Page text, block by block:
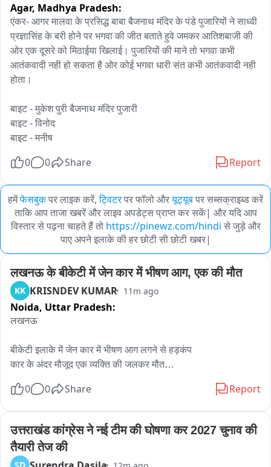
Agar, Madhya Pradesh:
एंकर- आगर मालवा के प्रसिद्ध बाबा बैजनाथ मंदिर के पंडे पुजारियों ने साध्वी
प्रज्ञासिंह के बरी होने पर भगवा की जीत बताते हुवे जमकर आतिशबाजी की
ओर एक दूसरे को मिठाईया खिलाई। पुजारियों की माने तो भगवा कभी
आतंकवादी नही हो सकता है ओर कोई भगवा धारी संत कभी आतंकवादी नही
होता।
बाइट - मुकेश पुरी बैजनाथ मंदिर पुजारी
बाइट - विनोद
बाइट - मनीष
0 0 Share Report
हमेंफेसबुकपर लाइक करें, ट्विटरपर फॉलो औरयूट्यूबपर सब्सक्राइब्ड करें
ताकि आप ताजा खबरें और लाइव अपडेट्स प्राप्त कर सकें| और यदि आप
विस्तार से पढ़ना चाहते हैं तो https://pinewz.com/hindi से जुड़े और
पाए अपने इलाके की हर छोटी सी छोटी खबर|
लखनऊ के बीकेटी में जेन कार में भीषण आग, एक की मौत
KK KRISNDEV KUMAR 11m ago
Noida, Uttar Pradesh:
लखनऊ
बीकेटी इलाके में जेन कार में भीषण आग लगने से हड़कंप
कार के अंदर मौजूद एक व्यक्ति की जलकर मौत
दमकल कर्मियों ने कड़ी मशकत के बाद आग पर पाया काबू
मौके पर पहुंची पुलिस मृतक की पहचान कराने में जुटी
शव को कब्जे में लेकर पोस्टमार्टम के लिए भेजा गया
प्राथमिक जांच में शॉर्ट सर्किट से आग लगने की आशंका, जांच जारी
0 0 Share Report
उत्तराखंड कांग्रेस ने नई टीम की घोषणा कर 2027 चुनाव की
तैयारी तेज की